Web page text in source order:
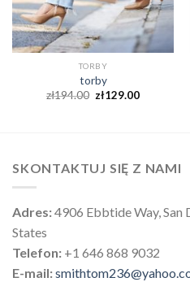
TORBY
torby
zł194.00 zł129.00
SKONTAKTUJ SIĘ Z NAMI
Adres:4906 Ebbtide Way, San
States
Telefon: +1 646 868 9032
E-mail: